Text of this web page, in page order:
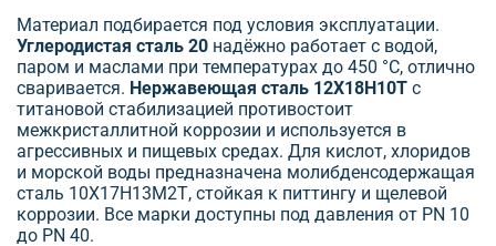
Материал подбирается под условия эксплуатации.
Углеродистая сталь 20 надёжно работает с водой,
паром и маслами при температурах до 450 °C, отлично
сваривается. Нержавеющая сталь 12Х18Н10Т с
титановой стабилизацией противостоит
межкристаллитной коррозии и используется в
агрессивных и пищевых средах. Для кислот, хлоридов
и морской воды предназначена молибденсодержащая
сталь 10Х17Н13М2Т, стойкая к питтингу и щелевой
коррозии. Все марки доступны под давления от PN 10
до PN 40.